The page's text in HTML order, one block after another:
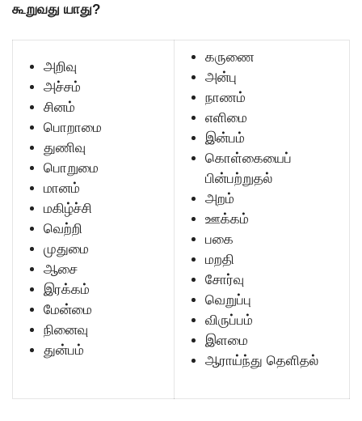
கூறுவது யாது?
அறிவு
அச்சம்
சினம்
பொறாமை
துணிவு
பொறுமை
மானம்
மகிழ்ச்சி
வெற்றி
முதுமை
ஆசை
இரக்கம்
மேன்மை
நினைவு
துன்பம்
கருணை
அன்பு
நாணம்
எளிமை
இன்பம்
கொள்கையைப்
பின்பற்றுதல்
அறம்
ஊக்கம்
பகை
மறதி
சோர்வு
வெறுப்பு
விருப்பம்
இளமை
ஆராய்ந்து தெளிதல்